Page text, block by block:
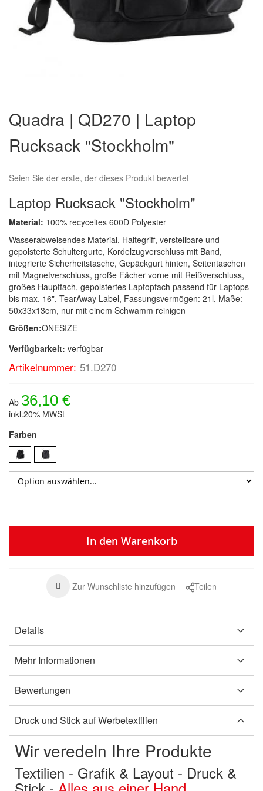
der
Bildergalerie
springen
Quadra | QD270 | Laptop
Rucksack "Stockholm"
Seien Sie der erste, der dieses Produkt bewertet
Laptop Rucksack "Stockholm"
Material: 100% recyceltes 600D Polyester
Wasserabweisendes Material, Haltegriff, verstellbare und
gepolsterte Schultergurte, Kordelzugverschluss mit Band,
integrierte Sicherheitstasche, Gepäckgurt hinten, Seitentaschen
mit Magnetverschluss, große Fächer vorne mit Reißverschluss,
großes Hauptfach, gepolstertes Laptopfach passend für Laptops
bis max. 16", TearAway Label, Fassungsvermögen: 21l, Maße:
50x33x13cm, nur mit einem Schwamm reinigen
Größen:ONESIZE
Verfügbarkeit: verfügbar
Artikelnummer: 51.D270
Ab 36,10 €
inkl.20% MWSt
Farben
In den Warenkorb
Zur Wunschliste hinzufügen Teilen
Details
Mehr Informationen
Bewertungen
Druck und Stick auf Werbetextilien
Wir veredeln Ihre Produkte
Textilien - Grafik & Layout - Druck &